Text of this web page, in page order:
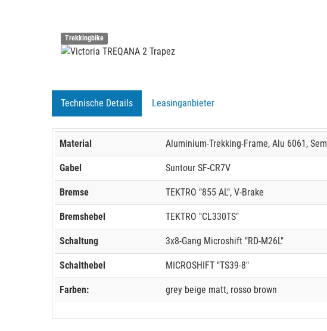
Trekkingbike
Technische Details Leasinganbieter
Material Aluminium-Trekking-Frame, Alu 6061,
Gabel Suntour SF-CR7V
Bremse TEKTRO "855 AL", V-Brake
Bremshebel TEKTRO "CL330TS"
Schaltung 3x8-Gang Microshift "RD-M26L"
Schalthebel MICROSHIFT "TS39-8"
Farben: grey beige matt, rosso brown